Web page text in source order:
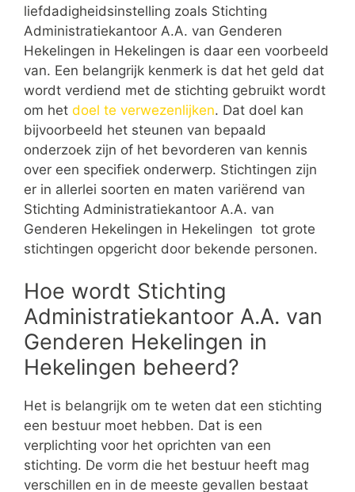
liefdadigheidsinstelling zoals Stichting
Administratiekantoor A.A. van Genderen
Hekelingen in Hekelingen is daar een voorbeeld
van. Een belangrijk kenmerk is dat het geld dat
wordt verdiend met de stichting gebruikt wordt
om het doel te verwezenlijken. Dat doel kan
bijvoorbeeld het steunen van bepaald
onderzoek zijn of het bevorderen van kennis
over een specifiek onderwerp. Stichtingen zijn
er in allerlei soorten en maten variërend van
Stichting Administratiekantoor A.A. van
Genderen Hekelingen in Hekelingen tot grote
stichtingen opgericht door bekende personen.
Hoe wordt Stichting
Administratiekantoor A.A. van
Genderen Hekelingen in
Hekelingen beheerd?
Het is belangrijk om te weten dat een stichting
een bestuur moet hebben. Dat is een
verplichting voor het oprichten van een
stichting. De vorm die het bestuur heeft mag
verschillen en in de meeste gevallen bestaat